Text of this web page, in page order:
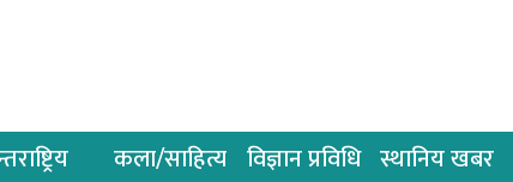
कला/साहित्य विज्ञान प्रविधि स्थानिय खबर